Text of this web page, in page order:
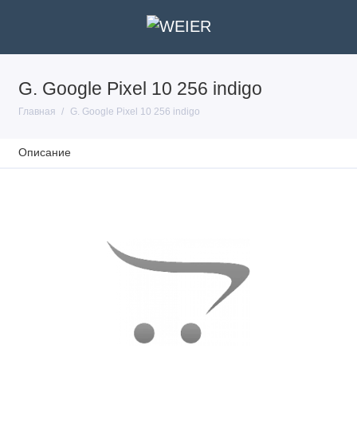
G. Google Pixel 10 256 indigo
Главная G. Google Pixel 10 256 indigo
Описание